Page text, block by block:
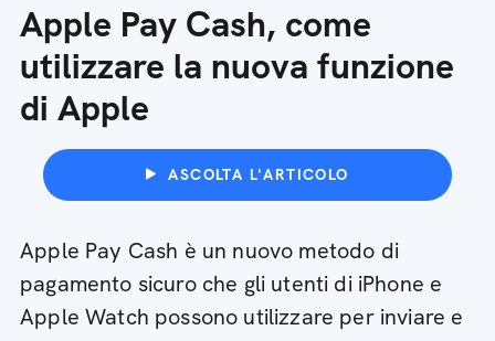
Apple Pay Cash, come
utilizzare la nuova funzione
di Apple
ASCOLTA L'ARTICOLO
Apple Pay Cash è un nuovo metodo di
pagamento sicuro che gli utenti di iPhone e
Apple Watch possono utilizzare per inviare e